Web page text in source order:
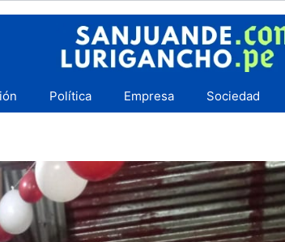
Política Empresa Sociedad